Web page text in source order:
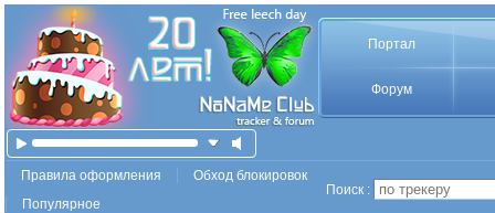
Портал
Форум
Правила оформления
Обход блокировок
Популярное
Поиск :